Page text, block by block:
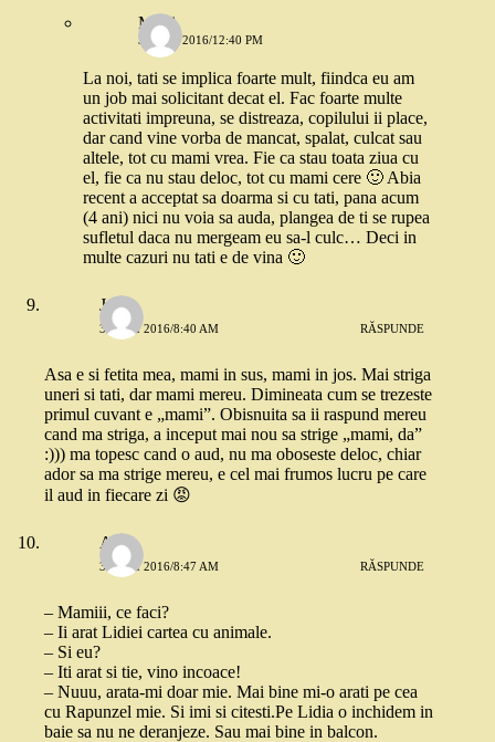
Moni
31 MAI 2016/12:40 PM
La noi, tati se implica foarte mult, fiindca eu am
un job mai solicitant decat el. Fac foarte multe
activitati impreuna, se distreaza, copilului ii place,
dar cand vine vorba de mancat, spalat, culcat sau
altele, tot cu mami vrea. Fie ca stau toata ziua cu
el, fie ca nu stau deloc, tot cu mami cere 🙂 Abia
recent a acceptat sa doarma si cu tati, pana acum
(4 ani) nici nu voia sa auda, plangea de ti se rupea
sufletul daca nu mergeam eu sa-l culc… Deci in
multe cazuri nu tati e de vina 🙂
July
31 MAI 2016/8:40 AM RĂSPUNDE
Asa e si fetita mea, mami in sus, mami in jos. Mai striga
uneri si tati, dar mami mereu. Dimineata cum se trezeste
primul cuvant e „mami”. Obisnuita sa ii raspund mereu
cand ma striga, a inceput mai nou sa strige „mami, da”
:))) ma topesc cand o aud, nu ma oboseste deloc, chiar
ador sa ma strige mereu, e cel mai frumos lucru pe care
il aud in fiecare zi 😡
Ana
31 MAI 2016/8:47 AM RĂSPUNDE
– Mamiii, ce faci?
– Ii arat Lidiei cartea cu animale.
– Si eu?
– Iti arat si tie, vino incoace!
– Nuuu, arata-mi doar mie. Mai bine mi-o arati pe cea
cu Rapunzel mie. Si imi si citesti.Pe Lidia o inchidem in
baie sa nu ne deranjeze. Sau mai bine in balcon.